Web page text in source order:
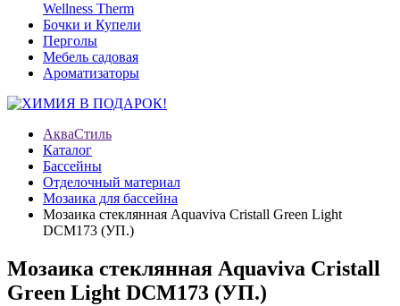
Wellness Therm
Бочки и Купели
Перголы
Мебель садовая
Ароматизаторы
АкваСтиль
Каталог
Бассейны
Отделочный материал
Мозаика для бассейна
Мозаика стеклянная Aquaviva Сristall Green Light
DCM173 (УП.)
Мозаика стеклянная Aquaviva Сristall
Green Light DCM173 (УП.)